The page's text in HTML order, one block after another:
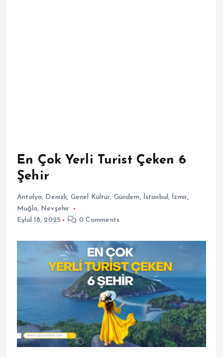
En Çok Yerli Turist Çeken 6
Şehir
Antalya, Denizli, Genel Kültür, Gündem , İstanbul , İzmir,
Muğla, Nevşehir
Eylül 18, 2025
0 Comments